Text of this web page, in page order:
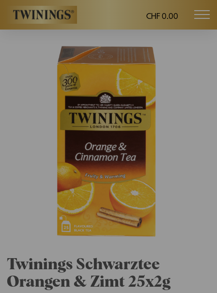
Twinings.ch
CHF 0.00
Twinings Schwarztee
Orangen & Zimt 25x2g